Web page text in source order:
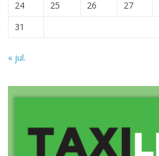
24
25 26 27
31
« jul.